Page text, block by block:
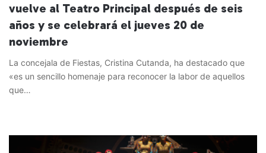
vuelve al Teatro Principal después de seis
años y se celebrará el jueves 20 de
noviembre
La concejala de Fiestas, Cristina Cutanda, ha destacado que
«es un sencillo homenaje para reconocer la labor de aquellos
que…